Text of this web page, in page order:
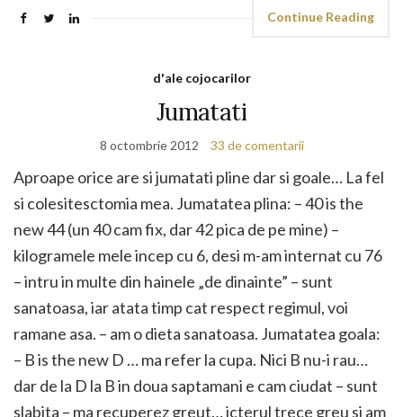
Continue Reading
d'ale cojocarilor
Jumatati
8 octombrie 2012 33 de comentarii
Aproape orice are si jumatati pline dar si goale… La fel
si colesitesctomia mea. Jumatatea plina: – 40 is the
new 44 (un 40 cam fix, dar 42 pica de pe mine) –
kilogramele mele incep cu 6, desi m-am internat cu 76
– intru in multe din hainele „de dinainte” – sunt
sanatoasa, iar atata timp cat respect regimul, voi
ramane asa. – am o dieta sanatoasa. Jumatatea goala:
– B is the new D … ma refer la cupa. Nici B nu-i rau…
dar de la D la B in doua saptamani e cam ciudat – sunt
slabita – ma recuperez greut… icterul trece greu si am